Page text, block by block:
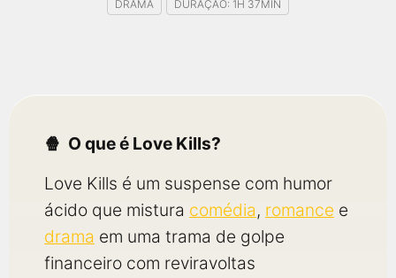
DRAMA DURAÇÃO: 1H 37MIN
O que é Love Kills?
Love Kills é um suspense com humor
ácido que mistura comédia, romance e
drama em uma trama de golpe
financeiro com reviravoltas